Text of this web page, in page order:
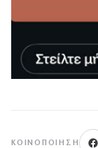
ΚΟΙΝΟΠΟΊΗΣΗ